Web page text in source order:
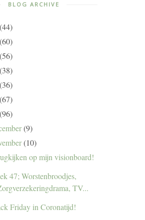
BLOG ARCHIVE
(44)
(60)
(56)
(38)
(36)
(67)
(96)
(9)
(10)
op mijn visionboard!
47; Worstenbroodjes,
TV...
Friday in Coronatijd!